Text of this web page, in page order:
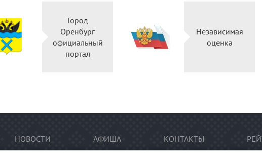
Город
Оренбург
официальный
портал
Независимая
оценка
НОВОСТИ АФИША КОНТАКТЫ